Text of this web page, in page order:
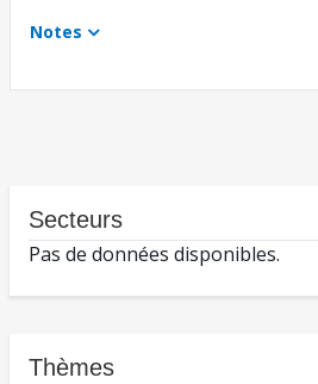
Notes
Secteurs
Pas de données disponibles.
Thèmes